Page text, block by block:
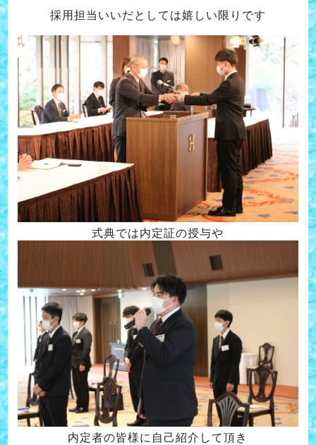
採用担当いいだとしては嬉しい限りです
式典では内定証の授与や
内定者の皆様に自己紹介して頂き